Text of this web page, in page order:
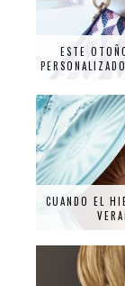
ESTE
CUANDO EL